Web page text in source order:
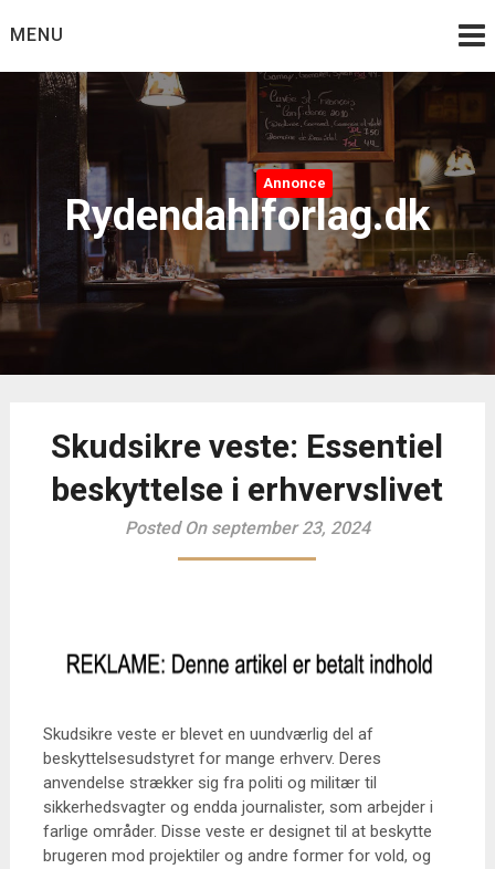
toMENU
Annonce
Rydendahlforlag.dk
Skudsikre veste: Essentiel
beskyttelse i erhvervslivet
Posted On september 23, 2024
Skudsikre veste er blevet en uundværlig del af
beskyttelsesudstyret for mange erhverv. Deres
anvendelse strækker sig fra politi og militær til
sikkerhedsvagter og endda journalister, som arbejder i
farlige områder. Disse veste er designet til at beskytte
brugeren mod projektiler og andre former for vold, og